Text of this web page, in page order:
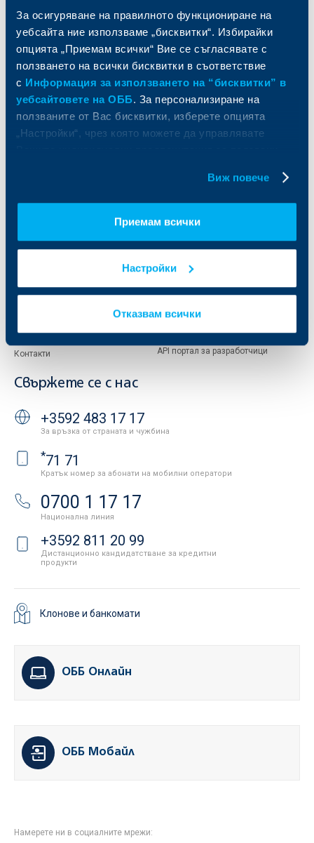
За осигуряване на правилното функциониране на
уебсайта ние използваме „бисквитки“. Избирайки
опцията „Приемам всички“ Вие се съгласявате с
ползването на всички бисквитки в съответствие
с Информация за използването на “бисквитки” в
уебсайтовете на ОББ. За персонализиране на
ползваните от Вас бисквитки, изберете опцията
„Настройки“, чрез която можете да управлявате
Виж повече
Приемам всички
Настройки
Отказвам всички
Спестявания и инвестиции
Частно банкиране
Застраховки
Актуализация на клиентски данни
ПОС терминали
Пазари, инвестиционно банкиране
и попечителски услуги
Факторинг
Кредити за собственици на фирми
За ОББ
Европейско финансиране
Отчети и анализи
ОББ Галерия
Контакти
Групата на KBC
ОББ Интерлийз
ОББ Застрахователен брокер
Условия за ползване на сайта
Защита на личните данни
Важни документи
API портал за разработчици
Свържете се с нас
+3592 483 17 17
За връзка от страната и чужбина
*71 71
Кратък номер за абонати на мобилни оператори
0700 1 17 17
Национална линия
+3592 811 20 99
Дистанционно кандидатстване за кредитни
продукти
Клонове и банкомати
ОББ Онлайн
ОББ Мобайл
Намерете ни в социалните мрежи: